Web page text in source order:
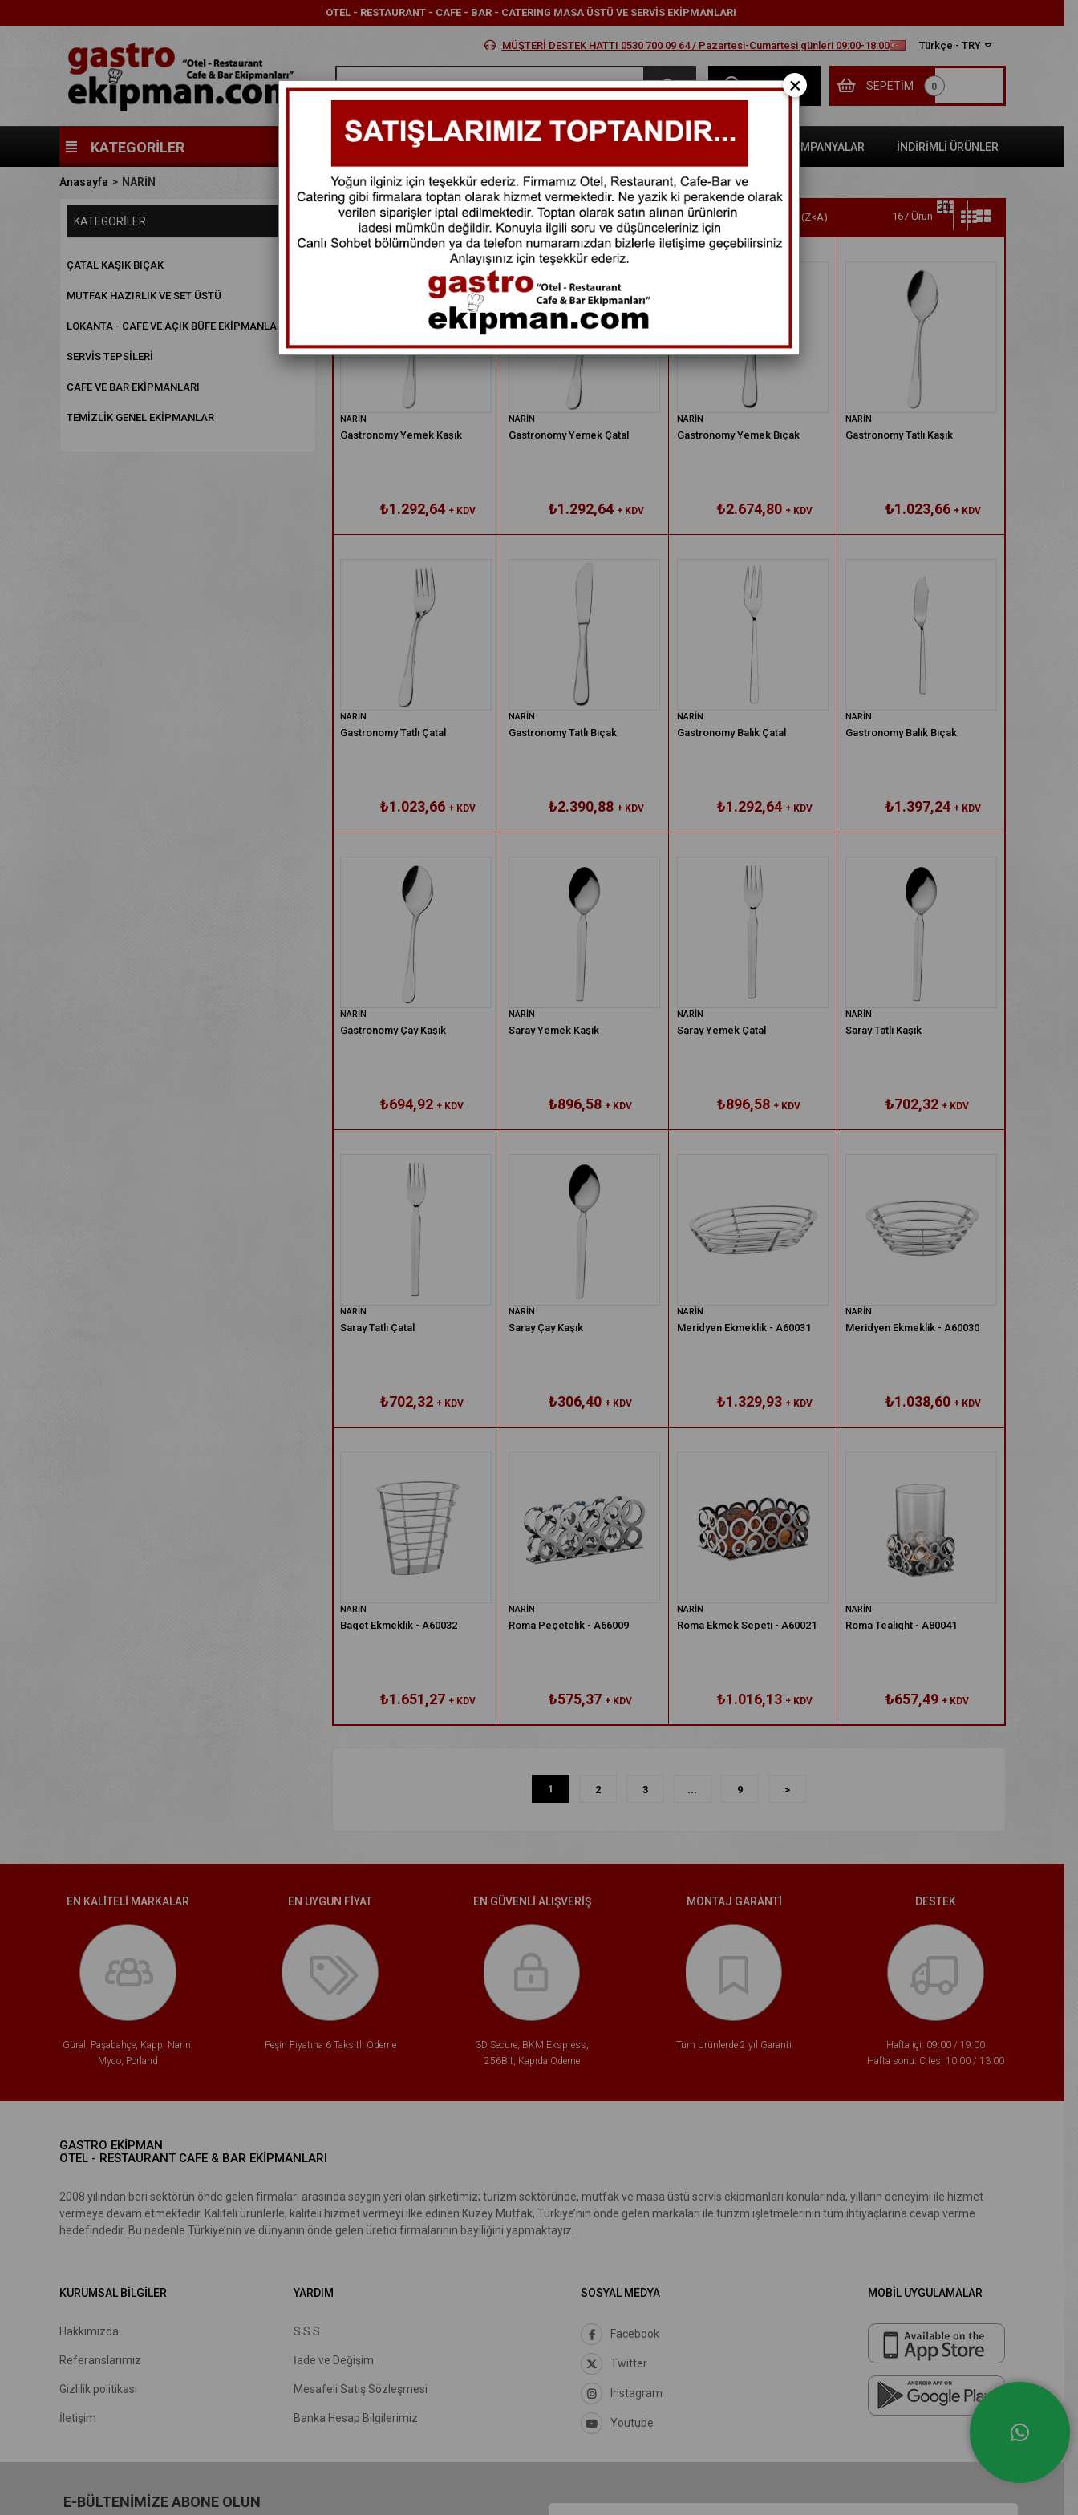
OTEL - RESTAURANT - CAFE - BAR - CATERING MASA ÜSTÜ VE SERVİS EKİPMANLARI
Türkçe - TRY
SEPETIM 0
MÜŞTERİ DESTEK HATTI 0530 700 09 64 / Pazartesi-Cumartesi günleri 09:00-18:00
KATEGORİLER MARKALAR KATEGORİLER KARGOM NEREDE FIRSATLAR KAMPANYALAR İNDİRİMLİ ÜRÜNLER
Anasayfa NARİN
KATEGORILER
ÇATAL KAŞIK BIÇAK
MUTFAK HAZIRLIK VE SET ÜSTÜ
LOKANTA - CAFE VE AÇIK BÜFE EKİPMANLARI
SERVİS TEPSİLERİ
CAFE VE BAR EKİPMANLARI
TEMİZLİK GENEL EKİPMANLAR
Fiyata Göre (Artan) Fiyata Göre (Azalan) Ürün Adına Göre (A>Z) Ürün Adına Göre (Z<A) 167 Ürün
NARİN
Gastronomy Yemek Kaşık
₺1.292,64 + KDV
NARİN
Gastronomy Yemek Çatal
₺1.292,64 + KDV
NARİN
Gastronomy Yemek Bıçak
₺2.674,80 + KDV
NARİN
Gastronomy Tatlı Kaşık
₺1.023,66 + KDV
NARİN
Gastronomy Tatlı Çatal
₺1.023,66 + KDV
NARİN
Gastronomy Tatlı Bıçak
₺2.390,88 + KDV
NARİN
Gastronomy Balık Çatal
₺1.292,64 + KDV
NARİN
Gastronomy Balık Bıçak
₺1.397,24 + KDV
NARİN
Gastronomy Çay Kaşık
₺694,92 + KDV
NARİN
Saray Yemek Kaşık
₺896,58 + KDV
NARİN
Saray Yemek Çatal
₺896,58 + KDV
NARİN
Saray Tatlı Kaşık
₺702,32 + KDV
NARİN
Saray Tatlı Çatal
₺702,32 + KDV
NARİN
Saray Çay Kaşık
₺306,40 + KDV
NARİN
Meridyen Ekmeklik - A60031
₺1.329,93 + KDV
NARİN
Meridyen Ekmeklik - A60030
₺1.038,60 + KDV
NARİN
Baget Ekmeklik - A60032
₺1.651,27 + KDV
NARİN
Roma Peçetelik - A66009
₺575,37 + KDV
NARİN
Roma Ekmek Sepeti - A60021
₺1.016,13 + KDV
NARİN
Roma Tealight - A80041
₺657,49 + KDV
1 2 3 ... 9 >
EN KALİTELİ MARKALAR
Güral, Paşabahçe, Kapp, Narin,
Myco, Porland
EN UYGUN FİYAT
Peşin Fiyatına 6 Taksitli Ödeme
EN GÜVENLİ ALIŞVERİŞ
3D Secure, BKM Ekspress,
256Bit, Kapıda Ödeme
MONTAJ GARANTİ
Tüm Ürünlerde 2 yıl Garanti
DESTEK
Hafta içi: 09:00 / 19:00
Hafta sonu: C.tesi 10:00 / 13:00
GASTRO EKİPMAN
OTEL - RESTAURANT CAFE & BAR EKİPMANLARI
2008 yılından beri sektörün önde gelen firmaları arasında saygın yeri olan şirketimiz; turizm sektöründe, mutfak ve masa üstü servis ekipmanları konularında, yılların deneyimi ile hizmet
vermeye devam etmektedir. Kaliteli ürünlerle, kaliteli hizmet vermeyi ilke edinen Kuzey Mutfak, Türkiye’nin önde gelen markaları ile turizm işletmelerinin tüm ihtiyaçlarına cevap verme
hedefindedir. Bu nedenle Türkiye’nin ve dünyanın önde gelen üretici firmalarının bayiliğini yapmaktayız.
KURUMSAL BİLGİLER
Hakkımızda
Referanslarımız
Gizlilik politikası
İletişim
YARDIM
S.S.S
İade ve Değişim
Mesafeli Satış Sözleşmesi
Banka Hesap Bilgilerimiz
SOSYAL MEDYA
Facebook
Twitter
Instagram
Youtube
MOBİL UYGULAMALAR
E-BÜLTENİMİZE ABONE OLUN
×